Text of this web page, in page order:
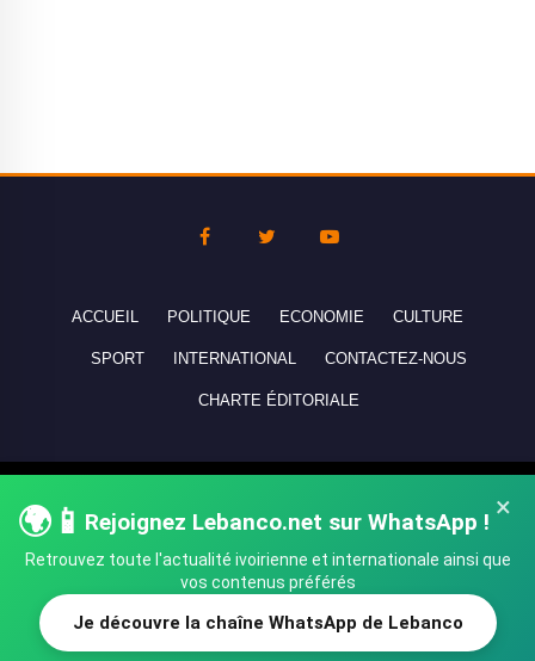
SHARE TWEET
×
🌍📱 Rejoignez Lebanco.net sur WhatsApp !
Retrouvez toute l'actualité ivoirienne et internationale ainsi que
vos contenus préférés
Je découvre la chaîne WhatsApp de Lebanco
ACCUEIL POLITIQUE ECONOMIE CULTURE
SPORT INTERNATIONAL CONTACTEZ-NOUS
CHARTE ÉDITORIALE
réservés - All rights reserved.